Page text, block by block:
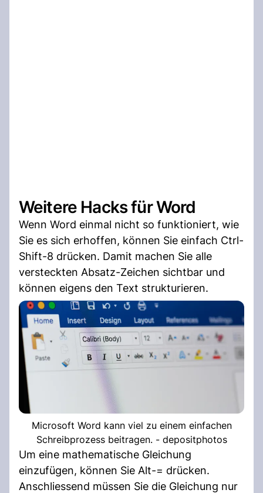
Weitere Hacks für Word
Wenn Word einmal nicht so funktioniert, wie
Sie es sich erhoffen, können Sie einfach Ctrl-
Shift-8 drücken. Damit machen Sie alle
versteckten Absatz-Zeichen sichtbar und
können eigens den Text strukturieren.
Microsoft Word kann viel zu einem einfachen
Schreibprozess beitragen. - depositphotos
Um eine mathematische Gleichung
einzufügen, können Sie Alt-= drücken.
Anschliessend müssen Sie die Gleichung nur